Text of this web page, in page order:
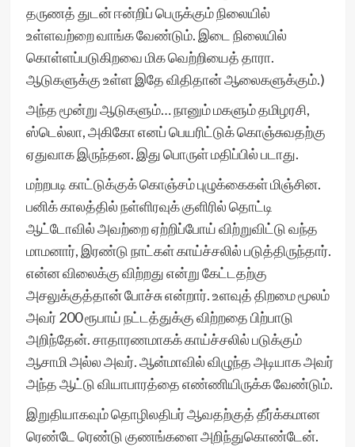
தருணத் துடன் ஈன்றிப் பெருக்கும் நிலையில்
உள்ளவற்றை வாங்க வேண்டும். இடை நிலையில்
கொள்ளப்படுகிறவை மிக வெற்றியைத் தாரா.
ஆடுகளுக்கு உள்ள இதே விதிதான் ஆலைகளுக்கும்.)
அந்த மூன்று ஆடுகளும்… நானும் மகளும் தமிழரசி,
ஸ்டெல்லா, அகிகோ எனப் பெயரிட்டுக் கொஞ்சுவதற்கு
ஏதுவாக இருந்தன. இது பொருள் மதிப்பில் படாது.
மற்றபடி காட்டுக்குக் கொஞ்சம் புழுக்கைகள் மிஞ்சின.
பனிக் காலத்தில் நள்ளிரவுக் குளிரில் தொட்டி
ஆட்டோவில் அவற்றை ஏற்றிப்போய் விற்றுவிட்டு வந்த
மாமனார், இரண்டு நாட்கள் காய்ச்சலில் படுத்திருந்தார்.
என்ன விலைக்கு விற்றது என்று கேட்டதற்கு
அசலுக்குத்தான் போச்சு என்றார். உளவுத் திறமை மூலம்
அவர் 200 ரூபாய் நட்டத்துக்கு விற்றதை பிற்பாடு
அறிந்தேன். சாதாரணமாகக் காய்ச்சலில் படுக்கும்
ஆசாமி அல்ல அவர். ஆன்மாவில் விழுந்த அடியாக அவர்
அந்த ஆட்டு வியாபாரத்தை எண்ணியிருக்க வேண்டும்.
இறுதியாகவும் தொழிலதிபர் ஆவதற்குத் தீர்க்கமான
ரெண்டே ரெண்டு குணங்களை அறிந்துகொண்டேன்.